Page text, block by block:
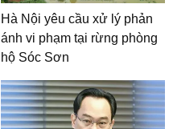
Hà Nội yêu cầu xử lý phản
ánh vi phạm tại rừng phòng
hộ Sóc Sơn